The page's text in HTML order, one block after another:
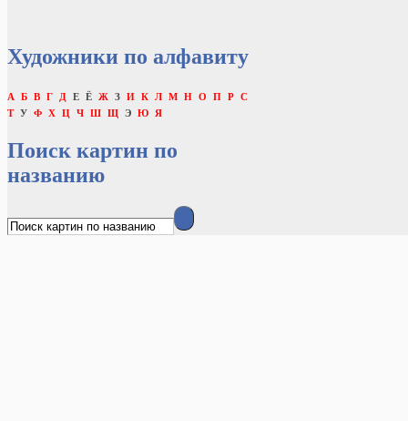
Художники по алфавиту
А Б В Г Д Е Ё Ж З И К Л М Н О П Р С
Т У Ф Х Ц Ч Ш Щ Э Ю Я
Поиск картин по
названию